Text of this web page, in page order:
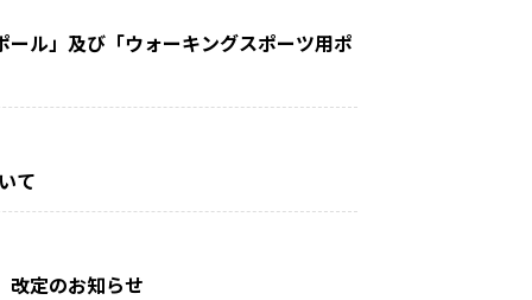
ル」及び「ウォーキングスポーツ用ポ
て
定のお知らせ